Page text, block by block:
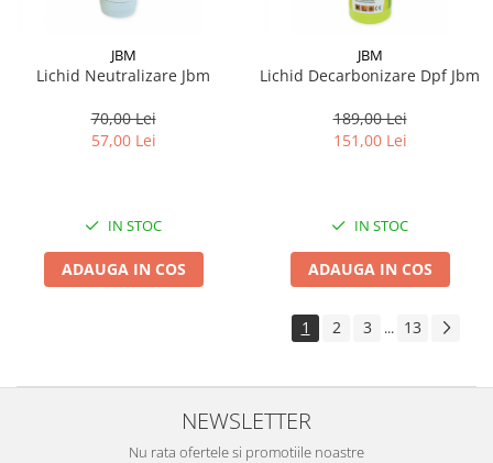
JBM
Lichid Neutralizare Jbm
70,00 Lei
57,00 Lei
IN STOC
ADAUGA IN COS
JBM
Lichid Decarbonizare Dpf Jbm
189,00 Lei
151,00 Lei
IN STOC
ADAUGA IN COS
1 2 3 ... 13
NEWSLETTER
Nu rata ofertele si promotiile noastre